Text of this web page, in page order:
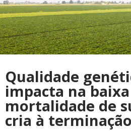
Qualidade
impacta na baixa
mortalidade de
cria à terminação